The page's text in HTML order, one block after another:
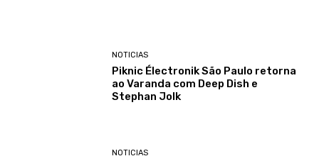
NOTICIAS
Piknic Électronik São Paulo retorna
ao Varanda com Deep Dish e
Stephan Jolk
NOTICIAS